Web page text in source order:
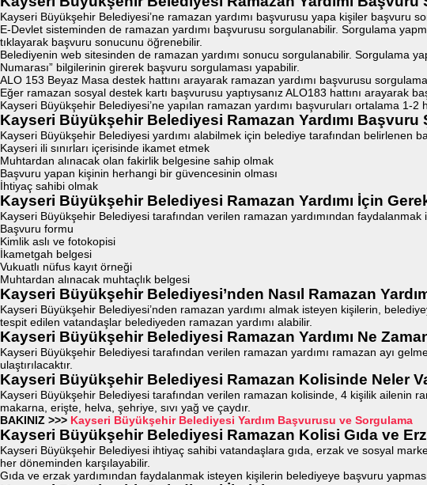
Kayseri Büyükşehir Belediyesi’ne ramazan yardımı başvurusu yapa kişiler başvuru
E-Devlet sisteminden de ramazan yardımı başvurusu sorgulanabilir. Sorgulama
tıklayarak başvuru sonucunu öğrenebilir.
Belediyenin web sitesinden de ramazan yardımı sonucu sorgulanabilir. Sorgulama
Numarası” bilgilerinin girerek başvuru sorgulaması yapabilir.
ALO 153 Beyaz Masa destek hattını arayarak ramazan yardımı başvurusu
Eğer ramazan sosyal destek kartı başvurusu yaptıysanız ALO183 hattını arayarak
Kayseri Büyükşehir Belediyesi’ne yapılan ramazan yardımı başvuruları ortalama 1-
Kayseri Büyükşehir Belediyesi Ramazan Yardımı Başvuru
Kayseri Büyükşehir Belediyesi yardımı alabilmek için belediye tarafından belirlenen
Kayseri ili sınırları içerisinde ikamet etmek
Muhtardan alınacak olan fakirlik belgesine sahip olmak
Başvuru yapan kişinin herhangi bir güvencesinin olması
İhtiyaç sahibi olmak
Kayseri Büyükşehir Belediyesi Ramazan Yardımı İçin
Kayseri Büyükşehir Belediyesi tarafından verilen ramazan yardımından
Başvuru formu
Kimlik aslı ve fotokopisi
İkametgah belgesi
Vukuatlı nüfus kayıt örneği
Muhtardan alınacak muhtaçlık belgesi
Kayseri Büyükşehir Belediyesi’nden Nasıl Ramazan
Kayseri Büyükşehir Belediyesi’nden ramazan yardımı almak isteyen kişilerin,
tespit edilen vatandaşlar belediyeden ramazan yardımı alabilir.
Kayseri Büyükşehir Belediyesi Ramazan Yardımı Ne
Kayseri Büyükşehir Belediyesi tarafından verilen ramazan yardımı ramazan ayı
ulaştırılacaktır.
Kayseri Büyükşehir Belediyesi Ramazan Kolisinde Neler
Kayseri Büyükşehir Belediyesi tarafından verilen ramazan kolisinde, 4 kişilik ailenin
makarna, erişte, helva, şehriye, sıvı yağ ve çaydır.
BAKINIZ >>> Kayseri Büyükşehir Belediyesi Yardım Başvurusu ve Sorgulama
Kayseri Büyükşehir Belediyesi Ramazan Kolisi Gıda ve
Kayseri Büyükşehir Belediyesi ihtiyaç sahibi vatandaşlara gıda, erzak ve sosyal
her döneminden karşılayabilir.
Gıda ve erzak yardımından faydalanmak isteyen kişilerin belediyeye başvuru